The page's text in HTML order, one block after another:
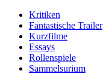
Kritiken
Fantastische Trailer
Kurzfilme
Essays
Rollenspiele
Sammelsurium